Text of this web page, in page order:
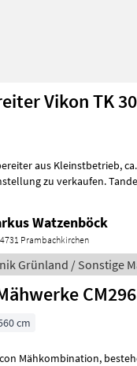
Vikon TK
ca. 5 ha/Jahr in Verwendung, wegen
zu verkaufen.
Watzenböck
4731 Prambachkirchen
Grünland / Sonstige
cm
bestehend aus Vicon Mähwerke CM296F,